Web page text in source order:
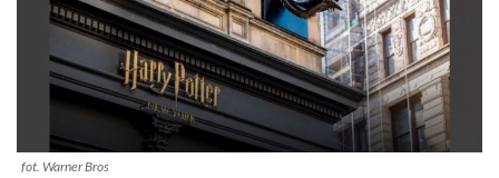
fot. Warner Bros